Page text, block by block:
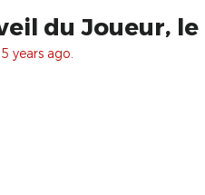
du Joueur,
years ago.